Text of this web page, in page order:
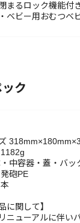
まるロック機能付
ベビー用おむつベ
ク
中容器・蓋・バッ
砲PE
に関して】
ニューアルに伴い